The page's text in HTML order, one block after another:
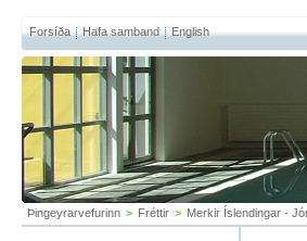
Forsíða Hafa samband English
Þingeyrarvefurinn > Fréttir > Merkir Íslendingar -